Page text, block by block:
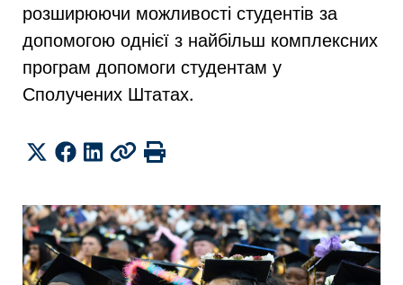
розширюючи можливості студентів за
допомогою однієї з найбільш комплексних
програм допомоги студентам у
Сполучених Штатах.
ShareTwitter
Facebook
LinkedIn
CopyPrint